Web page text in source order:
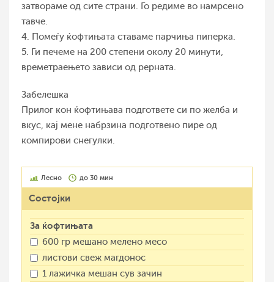
затвораме од сите страни. Го редиме во намрсено
тавче.
4. Помеѓу ќофтињата ставаме парчиња пиперка.
5. Ги печеме на 200 степени околу 20 минути,
времетраењето зависи од рерната.
Забелешка
Прилог кон ќофтињава подгответе си по желба и
вкус, кај мене набрзина подготвено пире од
компирови снегулки.
Лесно до 30 мин
Состојки
За ќофтињата
600 гр мешано мелено месо
листови свеж магдонос
1 лажичка мешан сув зачин